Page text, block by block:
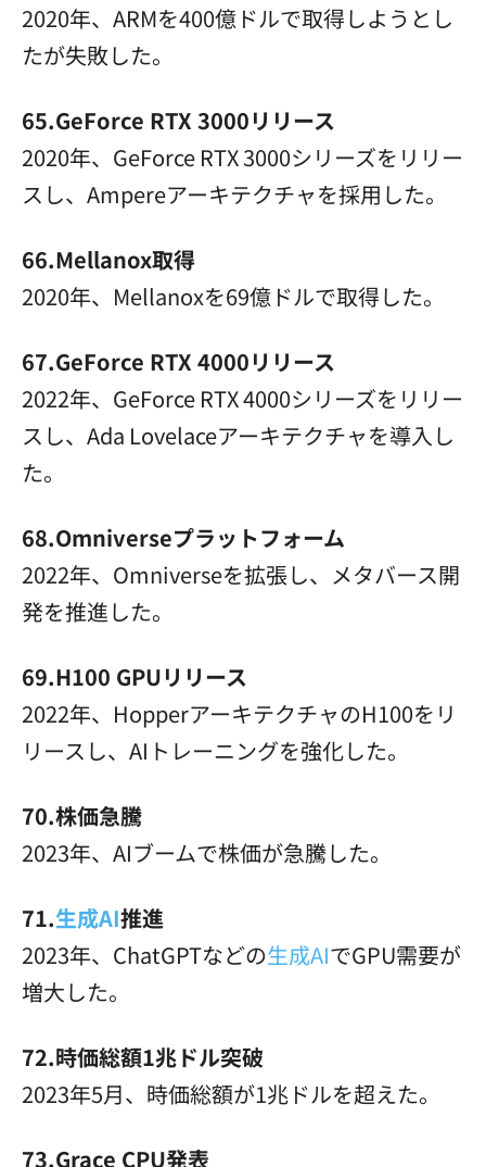
2020年、ARMを400億ドルで取得しようとし
たが失敗した。
65.GeForce RTX 3000リリース
2020年、GeForce RTX 3000シリーズをリリー
スし、Ampereアーキテクチャを採用した。
66.Mellanox取得
2020年、Mellanoxを69億ドルで取得した。
67.GeForce RTX 4000リリース
2022年、GeForce RTX 4000シリーズをリリー
スし、Ada Lovelaceアーキテクチャを導入し
た。
68.Omniverseプラットフォーム
2022年、Omniverseを拡張し、メタバース開
発を推進した。
69.H100 GPUリリース
2022年、HopperアーキテクチャのH100をリ
リースし、AIトレーニングを強化した。
70.株価急騰
2023年、AIブームで株価が急騰した。
71.生成AI推進
2023年、ChatGPTなどの生成AIでGPU需要が
増大した。
72.時価総額1兆ドル突破
2023年5月、時価総額が1兆ドルを超えた。
73.Grace CPU発表